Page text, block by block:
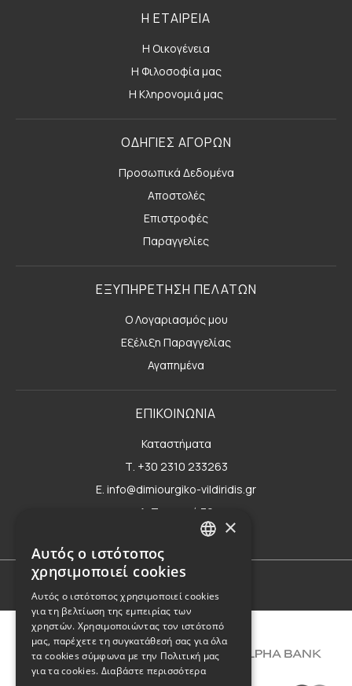
Η ΕΤΑΙΡΕΙΑ
Η Οικογένεια
Η Φιλοσοφία μας
Η Κληρονομιά μας
ΟΔΗΓΙΕΣ ΑΓΟΡΩΝ
Προσωπικά Δεδομένα
Αποστολές
Επιστροφές
Παραγγελίες
ΕΞΥΠΗΡΕΤΗΣΗ ΠΕΛΑΤΩΝ
Ο Λογαριασμός μου
Εξέλιξη Παραγγελίας
Αγαπημένα
ΕΠΙΚΟΙΝΩΝΙΑ
Καταστήματα
Τ. +30 2310 233263
E. info@dimiourgiko-vildiridis.gr
Δ. Τσιμισκή 70
Φόρμα επικοινωνίας×
Αυτός ο ιστότοπος
χρησιμοποιεί cookies
Αυτός ο ιστότοπος χρησιμοποιεί cookies
για τη βελτίωση της εμπειρίας των
χρηστών. Χρησιμοποιώντας τον ιστότοπό
μας, παρέχετε τη συγκατάθεσή σας για όλα
τα cookies σύμφωνα με την Πολιτική μας
για τα cookies. Διαβάστε περισσότερα